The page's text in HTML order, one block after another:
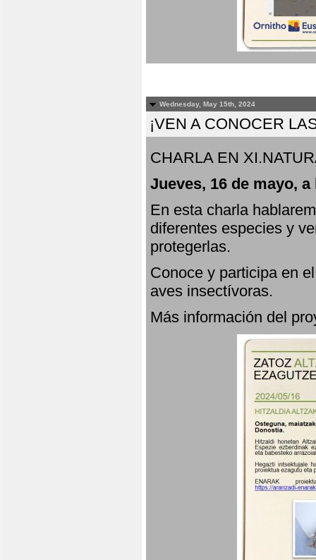
Wednesday, May 15th, 2024
¡VEN A CONOCER
CHARLA EN
Jueves, 16 de mayo,
En esta charla
diferentes especies y
protegerlas.
Conoce y participa en
aves insectívoras.
Más información del